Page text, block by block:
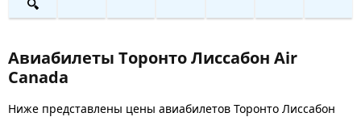
Авиабилеты Торонто Лиссабон Air
Canada
Ниже представлены цены авиабилетов Торонто Лиссабон